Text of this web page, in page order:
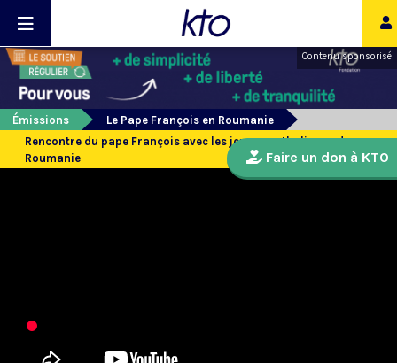
Contenu sponsorisé
Émissions
Le Pape François en Roumanie
Rencontre du pape François avec les jeunes catholiques de
Roumanie
Faire un don à KTO